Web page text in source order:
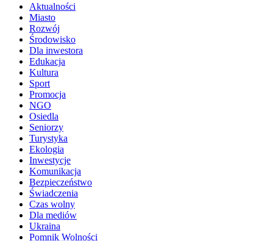
Aktualności
Miasto
Rozwój
Środowisko
Dla inwestora
Edukacja
Kultura
Sport
Promocja
NGO
Osiedla
Seniorzy
Turystyka
Ekologia
Inwestycje
Komunikacja
Bezpieczeństwo
Świadczenia
Czas wolny
Dla mediów
Ukraina
Pomnik Wolności